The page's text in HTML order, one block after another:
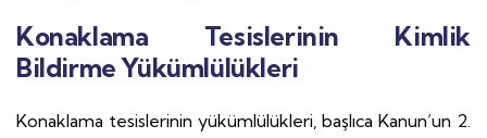
Konaklama Tesislerinin Kimlik
Bildirme Yükümlülükleri
Konaklama tesislerinin yükümlülükleri, başlıca Kanun’un 2.